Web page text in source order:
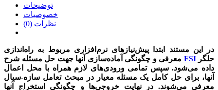
توضیحات
خصوصیات
نظرات (0)
در این مستند ابتدا پیش‌نیازهای نرم‌افزاری مربوط به راه‌اندازی
حلگرFSI معرفی و چگونگی آماده‌سازی آنها جهت حل مسئله شرح
داده می‌شود. سپس تمامی ورودی‌های لازم همراه با محل اعمال
آنها، برای حل کامل یک مسئله معیار در مبحث تعامل سازه-سیال
معرفی می‌شوند. در نهایت خروجی‌ها و چگونگی استخراج آنها